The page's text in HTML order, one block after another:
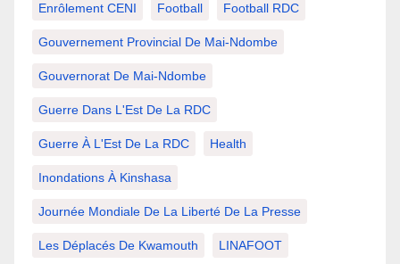
Enrôlement CENI Football Football RDC
Gouvernement Provincial De Mai-Ndombe
Gouvernorat De Mai-Ndombe
Guerre Dans L'Est De La RDC
Guerre À L'Est De La RDC Health
Inondations À Kinshasa
Journée Mondiale De La Liberté De La Presse
Les Déplacés De Kwamouth LINAFOOT